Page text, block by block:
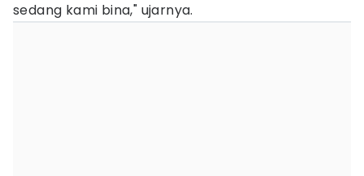
sedang kami bina," ujarnya.